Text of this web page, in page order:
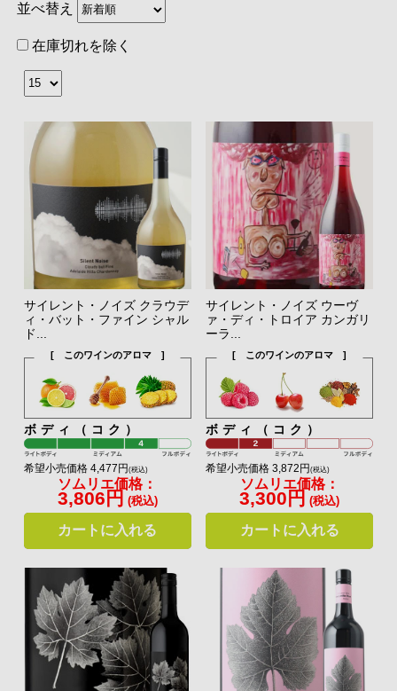
並べ替え
在庫切れを除く
サイレント・ノイズ クラウデ
ィ・バット・ファイン シャル
ド...
[ このワインのアロマ ]
ボディ（コク）
希望小売価格 4,477円 (税込)
ソムリエ価格：
3,806円 (税込)
カートに入れる
サイレント・ノイズ ウーヴ
ァ・ディ・トロイア カンガリ
ーラ...
[ このワインのアロマ ]
ボディ（コク）
希望小売価格 3,872円(税込)
ソムリエ価格：
3,300円 (税込)
カートに入れる